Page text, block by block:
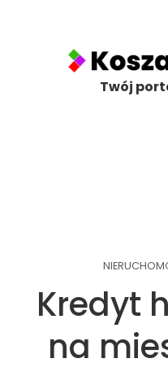
Twój
Kredyt
na